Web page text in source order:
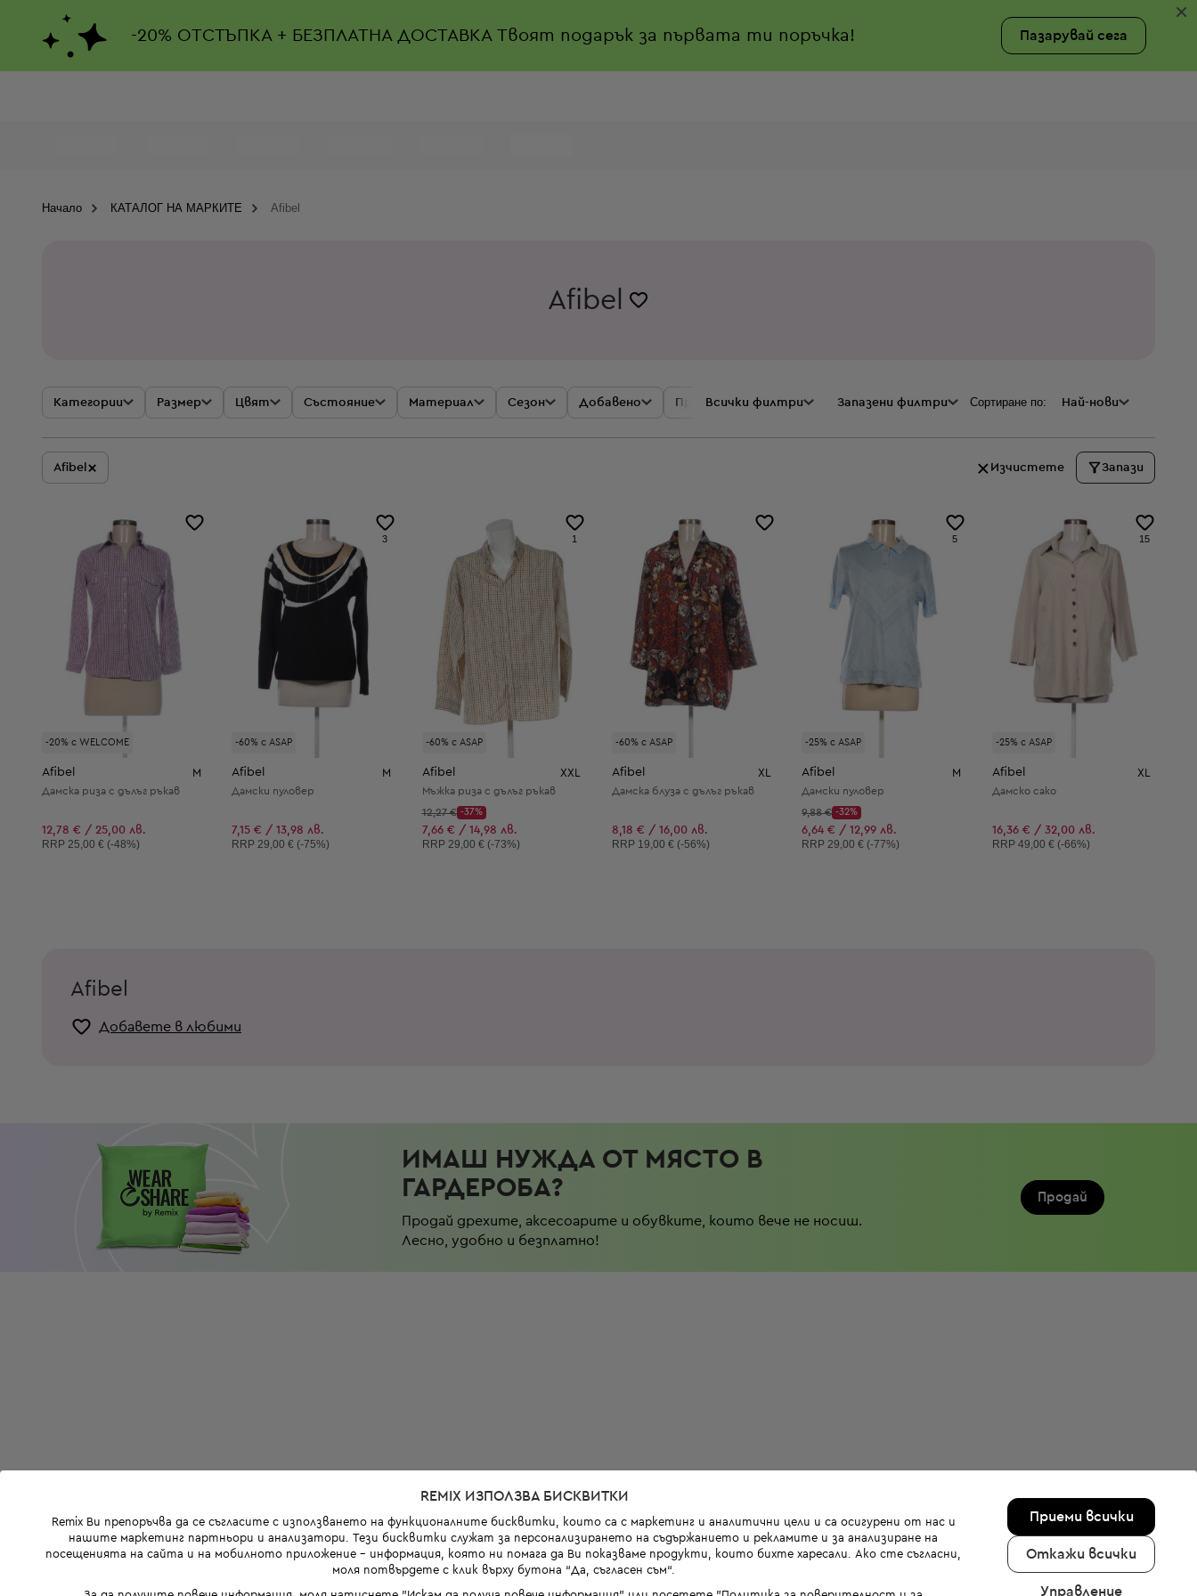
-20% ОТСТЪПКА + БЕЗПЛАТНА ДОСТАВКАТвоят подарък за първата ти поръчка! Пазарувай сега
×
Начало КАТАЛОГ НА МАРКИТЕ Afibel
Afibel
Категории Размер Цвят Състояние Материал Сезон Добавено Промоции Цена
Всички филтри Запазени филтри Сортиране по: Най-нови
Afibel × Изчистете Запази
-20% с WELCOME
Afibel M
Дамска риза с дълъг ръкав
12,78 € / 25,00 лв.
Препоръчителна цена:
RRP 25,00 € (-48%)
-60% с ASAP
3
Afibel M
Дамски пуловер
7,15 € / 13,98 лв.
Препоръчителна цена:
RRP29,00 € (-75%)
-60% с ASAP
1
Afibel XXL
Мъжка риза с дълъг ръкав
Начална цена:
12,27 €
Discount Price:
-37%
Намалена цена:
7,66 € / 14,98 лв.
Препоръчителна цена:
RRP 29,00 € (-73%)
-60% с ASAP
Afibel XL
Дамска блуза с дълъг ръкав
8,18 € / 16,00 лв.
Препоръчителна цена:
RRP 19,00 € (-56%)
-25% с ASAP
5
Afibel M
Дамски пуловер
Начална цена:
9,88 €
Discount Price:
-32%
Намалена цена:
6,64 € / 12,99 лв.
Препоръчителна цена:
RRP29,00 € (-77%)
-25% с ASAP
15
Afibel XL
Дамско сако
16,36 € / 32,00 лв.
Препоръчителна цена:
RRP 49,00 € (-66%)
Afibel
Добавете в любими
ИМАШ НУЖДА ОТ МЯСТО В
ГАРДЕРОБА?
Продай дрехите, аксесоарите и обувките, които вече не носиш.
Лесно, удобно и безплатно!
Продай
REMIX ИЗПОЛЗВА БИСКВИТКИ
Remix Ви препоръчва да се съгласите с използването на функционалните бисквитки, които са с маркетинг и аналитични цели и са осигурени от нас и
нашите маркетинг партньори и анализатори. Тези бисквитки служат за персонализирането на съдържанието и рекламите и за анализиране на
посещенията на сайта и на мобилното приложение - информация, която ни помага да Ви показваме продукти, които бихте харесали. Ако сте съгласни,
моля потвърдете с клик върху бутона “Да, съгласен съм“.
Приеми всички
Откажи всички
Управление